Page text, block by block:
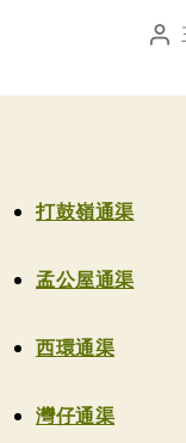
文
打鼓嶺通渠
孟公屋通渠
西環通渠
灣仔通渠